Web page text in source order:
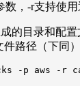
数，-r支持使用
的目录和配置
路径（下同）
-p aws -r